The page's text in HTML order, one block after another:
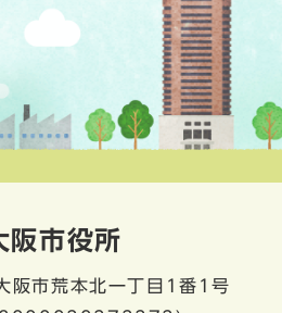
阪市役所
阪市荒本北一丁目1番1号